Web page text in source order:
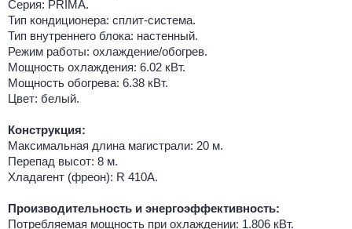
Серия: PRIMA.
Тип кондиционера: сплит-система.
Тип внутреннего блока: настенный.
Режим работы: охлаждение/обогрев.
Мощность охлаждения: 6.02 кВт.
Мощность обогрева: 6.38 кВт.
Цвет: белый.
Конструкция:
Максимальная длина магистрали: 20 м.
Перепад высот: 8 м.
Хладагент (фреон): R 410A.
Производительность и энергоэффективность:
Потребляемая мощность при охлаждении: 1.806 кВт.